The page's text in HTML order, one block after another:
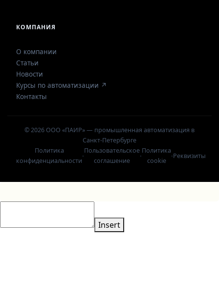
КОМПАНИЯ
О компании
Статьи
Новости
Курсы по автоматизации ↗
Контакты
© 2026 ООО «ПАИР» — промышленная автоматизация в
Санкт-Петербурге
Политика
конфиденциальности
·
Пользовательское
соглашение
·
Политика
cookie
·Реквизиты
Insert